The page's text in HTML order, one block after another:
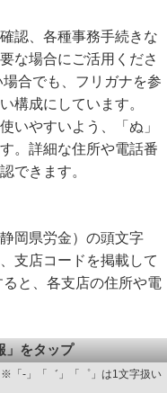
認、各種事務手続きな
な場合にご活用くださ
合でも、フリガナを参
構成にしています。
いやすいよう、「ぬ」
。詳細な住所や電話番
できます。
岡県労金）の頭文字
支店コードを掲載して
と、各支店の住所や電
」をタップ
※「-」「゛」「゜」は1文字扱い